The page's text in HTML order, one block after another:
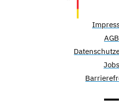
AGB
Jobs